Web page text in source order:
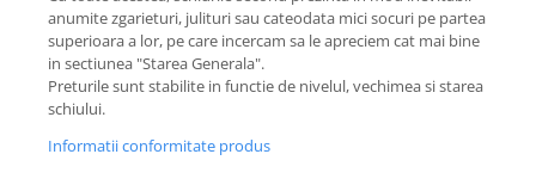
anumite zgarieturi, julituri sau cateodata mici socuri pe partea
superioara a lor, pe care incercam sa le apreciem cat mai bine
in sectiunea "Starea Generala".
Preturile sunt stabilite in functie de nivelul, vechimea si starea
schiului.
Informatii conformitate produs